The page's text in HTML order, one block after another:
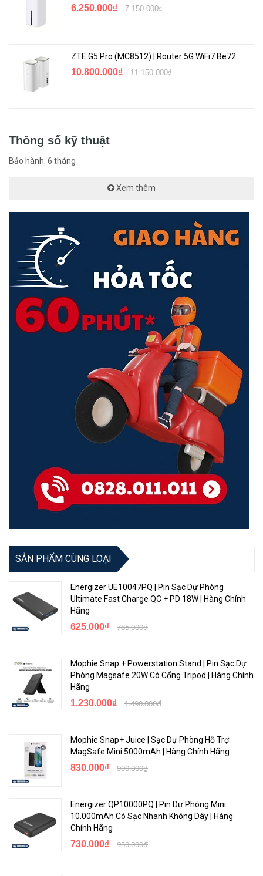
Xuất xứ
6.250.000₫ 7.150.000₫
10.800.000₫ 11.150.000₫
Thông số kỹ thuật
Bảo hành: 6 tháng
Xem thêm
SẢN PHẨM CÙNG LOẠI
Energizer UE10047PQ | Pin Sạc Dự Phòng
Ultimate Fast Charge QC + PD 18W | Hàng Chính
Hãng
625.000₫ 785.000₫
Mophie Snap + Powerstation Stand | Pin Sạc Dự
Phòng Magsafe 20W Có Cổng Tripod | Hàng Chính
Hãng
1.230.000₫ 1.490.000₫
Mophie Snap+ Juice | Sạc Dự Phòng Hỗ Trợ
MagSafe Mini 5000mAh | Hàng Chính Hãng
830.000₫ 990.000₫
Energizer QP10000PQ | Pin Dự Phòng Mini
10.000mAh Có Sạc Nhanh Không Dây | Hàng
Chính Hãng
730.000₫ 950.000₫